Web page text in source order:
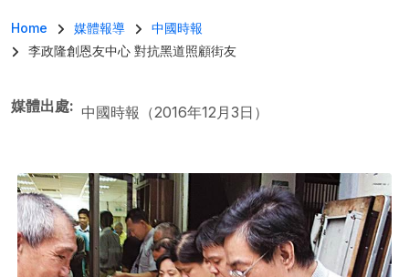
導航連結
Home 媒體報導
中國時報
李政隆創恩友中心 對抗黑道照顧街友
媒體出處 中國時報（2016年12月3日）